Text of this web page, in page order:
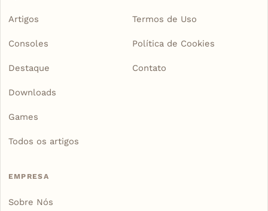
Artigos
Consoles
Destaque
Downloads
Games
Todos os artigos
Termos de Uso
Política de Cookies
Contato
EMPRESA
Sobre Nós